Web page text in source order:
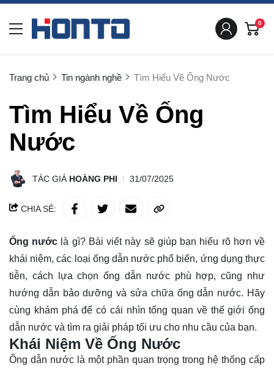
0
Trang chủ Tin ngành nghề Tìm Hiểu Về Ống Nước
Tìm Hiểu Về Ống
Nước
TÁC GIẢ HOÀNG PHI 31/07/2025
CHIA SẺ:
Ống nước là gì? Bài viết này sẽ giúp bạn hiểu rõ hơn về
khái niệm, các loại ống dẫn nước phổ biến, ứng dụng thực
tiễn, cách lựa chọn ống dẫn nước phù hợp, cũng như
hướng dẫn bảo dưỡng và sửa chữa ống dẫn nước. Hãy
cùng khám pháđể có cái nhìn tổng quan về thế giới ống
dẫn nước và tìm ra giải pháp tối ưu cho nhu cầu của bạn.
Khái Niệm Về Ống Nước
Ống dẫn nước là một phần quan trọng trong hệ thống cấp